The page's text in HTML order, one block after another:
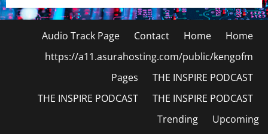
Audio Track Page Contact Home
Home
https://a11.asurahosting.com/public/kengofm
Pages
THE INSPIRE PODCAST
THE INSPIRE PODCAST
THE INSPIRE PODCAST
Trending
Upcoming